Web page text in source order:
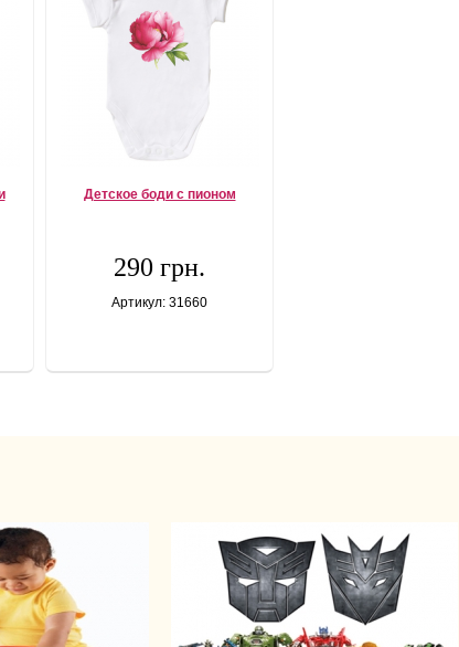
Детское боди с пионом
290 грн.
Артикул: 31660